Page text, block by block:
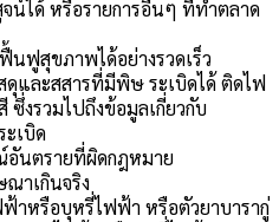
น์ได้ หรือรายการอื่นๆ ที่ทำตลาด
นฟูสุขภาพได้อย่างรวดเร็ว
และสสารที่มีพิษ ระเบิดได้ ติดไฟ
ซึ่งรวมไปถึงข้อมูลเกี่ยวกับ
เบิด
อันตรายที่ผิดกฎหมาย
าเกินจริง
ฟ้าหรือบุหรี่ไฟฟ้า หรือตัวยาบารากู่